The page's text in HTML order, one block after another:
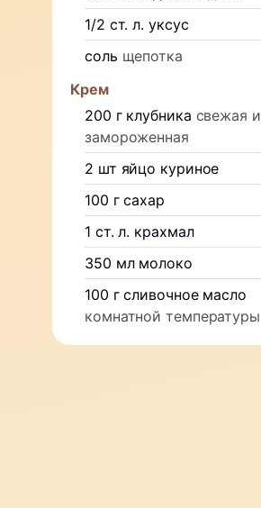
1/2 ст. л. уксус
соль щепотка
Крем
200 г клубника свежая
замороженная
2 шт яйцо куриное
100 г сахар
1 ст. л. крахмал
350 мл молоко
100 г сливочное масло
комнатной температуры